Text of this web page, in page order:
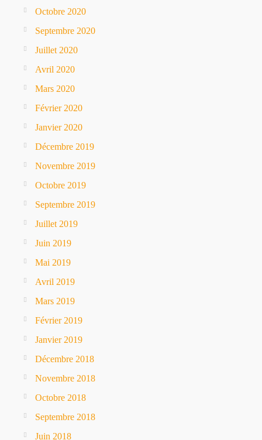
Octobre 2020
Septembre 2020
Juillet 2020
Avril 2020
Mars 2020
Février 2020
Janvier 2020
Décembre 2019
Novembre 2019
Octobre 2019
Septembre 2019
Juillet 2019
Juin 2019
Mai 2019
Avril 2019
Mars 2019
Février 2019
Janvier 2019
Décembre 2018
Novembre 2018
Octobre 2018
Septembre 2018
Juin 2018